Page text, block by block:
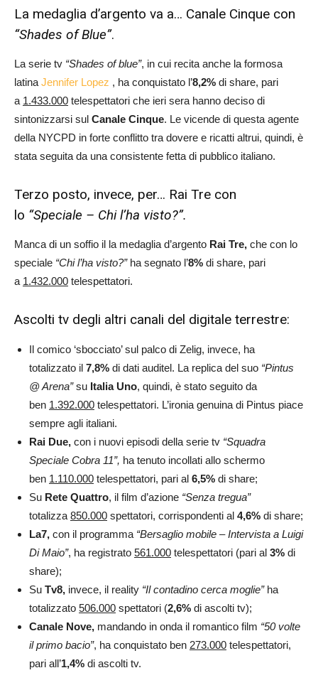
La medaglia d’argento va a… Canale Cinque con
“Shades of Blue”.
La serie tv “Shades of blue”, in cui recita anche la formosa
latina Jennifer Lopez , ha conquistato l’8,2% di share, pari
a 1.433.000 telespettatori che ieri sera hanno deciso di
sintonizzarsi sul Canale Cinque. Le vicende di questa agente
della NYCPD in forte conflitto tra dovere e ricatti altrui, quindi, è
stata seguita da una consistente fetta di pubblico italiano.
Terzo posto, invece, per… Rai Tre con
lo “Speciale – Chi l’ha visto?”.
Manca di un soffio il la medaglia d’argento Rai Tre, che con lo
speciale “Chi l’ha visto?” ha segnato l’8% di share, pari
a 1.432.000 telespettatori.
Ascolti tv degli altri canali del digitale terrestre:
Il comico ‘sbocciato’ sul palco di Zelig, invece, ha
totalizzato il 7,8% di dati auditel. La replica del suo “Pintus
@ Arena”su Italia Uno, quindi, è stato seguito da
ben 1.392.000 telespettatori. L’ironia genuina di Pintus piace
sempre agli italiani.
Rai Due, con i nuovi episodi della serie tv “Squadra
Speciale Cobra 11”, ha tenuto incollati allo schermo
ben 1.110.000 telespettatori, pari al 6,5% di share;
Su Rete Quattro, il film d’azione “Senza tregua”
totalizza 850.000 spettatori, corrispondenti al 4,6% di share;
La7, con il programma “Bersaglio mobile – Intervista a Luigi
Di Maio”, ha registrato 561.000 telespettatori (pari al 3% di
share);
Su Tv8, invece, il reality “Il contadino cerca moglie”ha
totalizzato 506.000 spettatori (2,6% di ascolti tv);
Canale Nove, mandando in onda il romantico film “50 volte
il primo bacio”, ha conquistato ben 273.000 telespettatori,
pari all’1,4% di ascolti tv.